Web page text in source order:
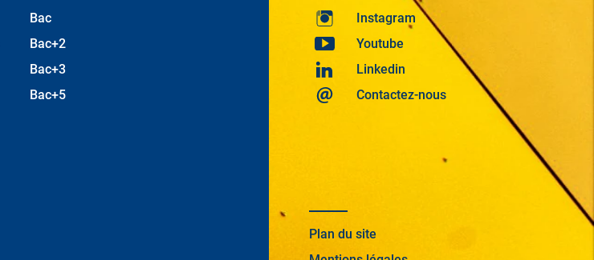
Bac
Bac+2
Bac+3
Bac+5
Instagram
Youtube
Linkedin
Contactez-nous
Plan du site